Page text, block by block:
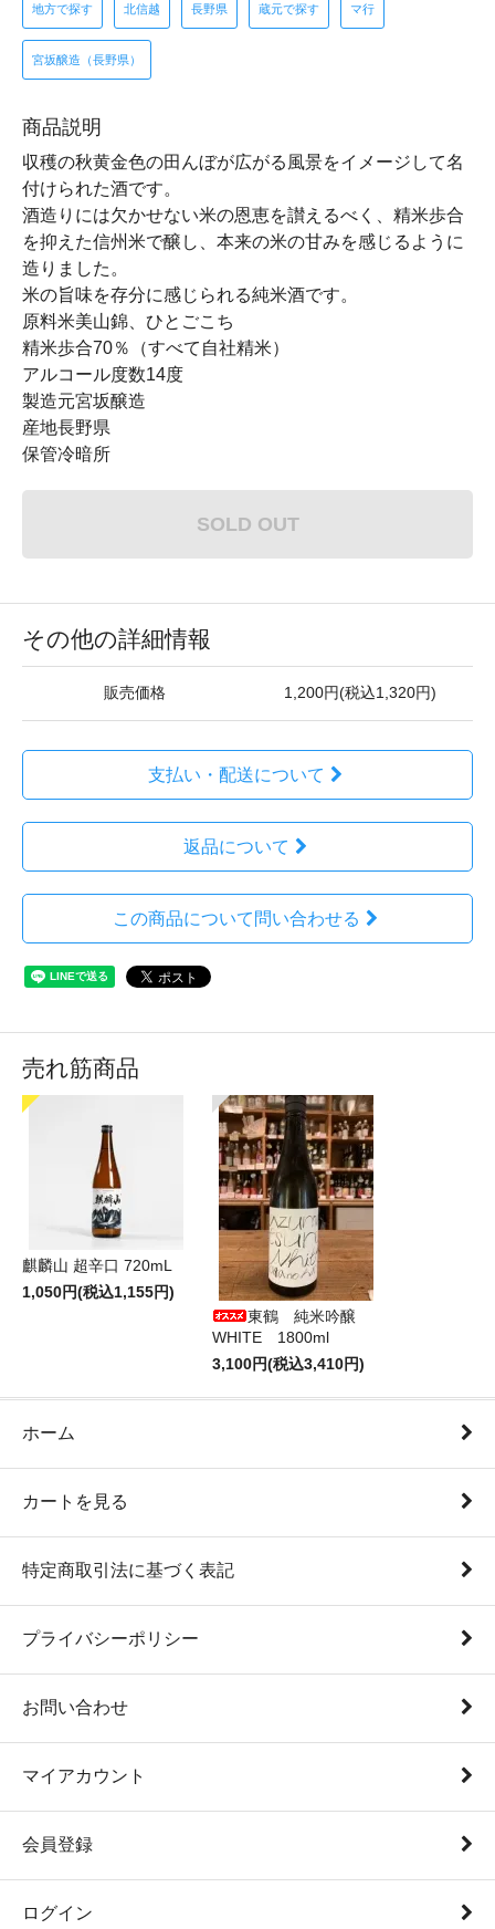
地方で探す 北信越 長野県 蔵元で探す マ行
宮坂醸造（長野県）
商品説明
収穫の秋黄金色の田んぼが広がる風景をイメージして名
付けられた酒です。
酒造りには欠かせない米の恩恵を讃えるべく、精米歩合
を抑えた信州米で醸し、本来の米の甘みを感じるように
造りました。
米の旨味を存分に感じられる純米酒です。
原料米美山錦、ひとごこち
精米歩合70％（すべて自社精米）
アルコール度数14度
製造元宮坂醸造
産地長野県
保管冷暗所
SOLD OUT
その他の詳細情報
販売価格 1,200円(税込1,320円)
支払い・配送について
返品について
この商品について問い合わせる
売れ筋商品
麒麟山 超辛口 720mL
1,050円(税込1,155円)
東鶴 純米吟醸
WHITE 1800ml
3,100円(税込3,410円)
ホーム
カートを見る
特定商取引法に基づく表記
プライバシーポリシー
お問い合わせ
マイアカウント
会員登録
ログイン